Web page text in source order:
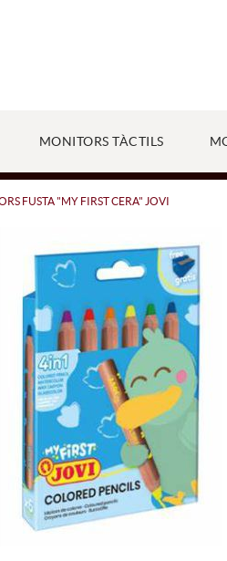
MONITORS TÀCTILS
FUSTA "MY FIRST CERA" JOVI